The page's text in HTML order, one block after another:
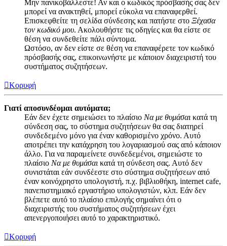
Μην πανικοβάλλεστε! Αν και ο κωδικός πρόσβασής σας δεν
μπορεί να ανακτηθεί, μπορεί εύκολα να επαναφερθεί.
Επισκεφθείτε τη σελίδα σύνδεσης και πατήστε στο Ξέχασα
τον κωδικό μου. Ακολουθήστε τις οδηγίες και θα είστε σε
θέση να συνδεθείτε πάλι σύντομα.
Ωστόσο, αν δεν είστε σε θέση να επαναφέρετε τον κωδικό
πρόσβασής σας, επικοινωνήστε με κάποιον διαχειριστή του
συστήματος συζητήσεων.
Κορυφή
Γιατί αποσυνδέομαι αυτόματα;
Εάν δεν έχετε σημειώσει το πλαίσιο Να με θυμάσαι κατά τη
σύνδεση σας, το σύστημα συζητήσεων θα σας διατηρεί
συνδεδεμένο μόνο για έναν καθορισμένο χρόνο. Αυτό
αποτρέπει την κατάχρηση του λογαριασμού σας από κάποιον
άλλο. Για να παραμείνετε συνδεδεμένοι, σημειώστε το
πλαίσιο Να με θυμάσαι κατά τη σύνδεση σας. Αυτό δεν
συνιστάται εάν συνδέεστε στο σύστημα συζητήσεων από
έναν κοινόχρηστο υπολογιστή, π.χ. βιβλιοθήκη, internet cafe,
πανεπιστημιακό εργαστήριο υπολογιστών, κλπ. Εάν δεν
βλέπετε αυτό το πλαίσιο επιλογής σημαίνει ότι ο
διαχειριστής του συστήματος συζητήσεων έχει
απενεργοποιήσει αυτό το χαρακτηριστικό.
Κορυφή